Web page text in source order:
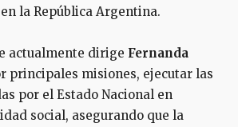
la República Argentina.
actualmente dirige Fernanda
principales misiones, ejecutar las
por el Estado Nacional en
social, asegurando que la